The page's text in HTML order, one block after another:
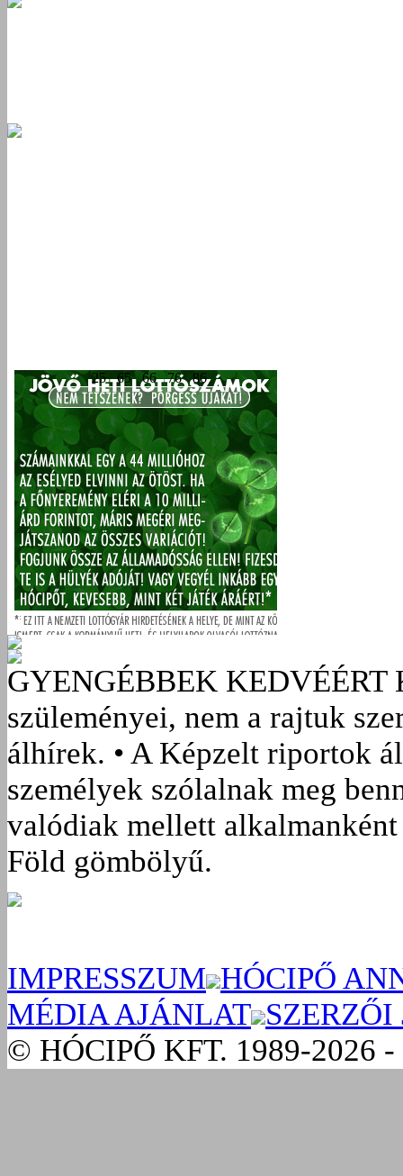
GYENGÉBBEK KEDVÉÉRT
szüleményei, nem a rajtuk
álhírek. • A Képzelt riportok
személyek szólalnak meg
valódiak mellett
Föld gömbölyű.
IMPRESSZUM HÓCIPŐ
MÉDIA AJÁNLAT SZERZŐI
© HÓCIPŐ KFT. 1989-2026